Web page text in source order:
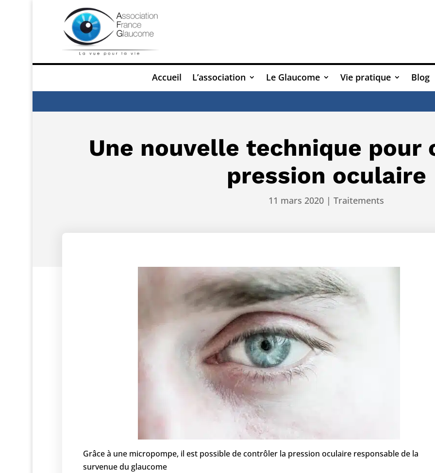
Accueil L’association Le Glaucome Vie pratique Blog
Une nouvelle technique pour
pression oculaire
11 mars 2020 | Traitements
Grâce à une micropompe, il est possible de contrôler la pression oculaire responsable de la
survenue du glaucome